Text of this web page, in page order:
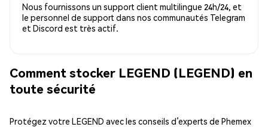
Nous fournissons un support client multilingue 24h/24, et
le personnel de support dans nos communautés Telegram
et Discord est très actif.
Comment stocker LEGEND (LEGEND) en
toute sécurité
Protégez votre LEGEND avec les conseils d’experts de Phemex